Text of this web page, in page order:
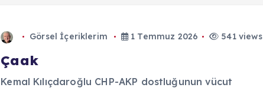
Görsel İçeriklerim 1 Temmuz 2026 541 views
Çaak
Kemal Kılıçdaroğlu CHP-AKP dostluğunun vücut